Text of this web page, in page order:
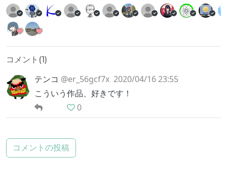
コメント(1)
テンコ @er_56gcf7x 2020/04/16 23:55
こういう作品、好きです！
0
コメントの投稿